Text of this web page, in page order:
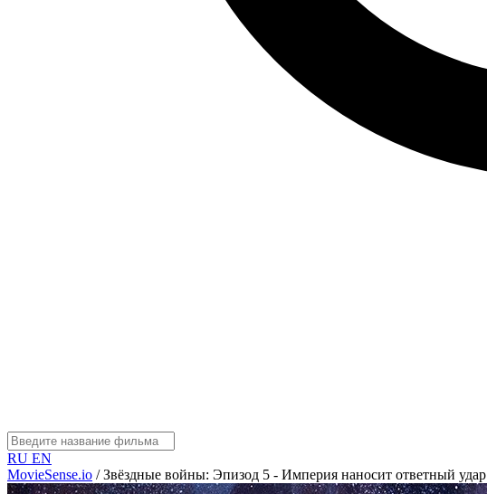
RU EN
MovieSense.io / Звёздные войны: Эпизод 5 - Империя наносит ответный удар